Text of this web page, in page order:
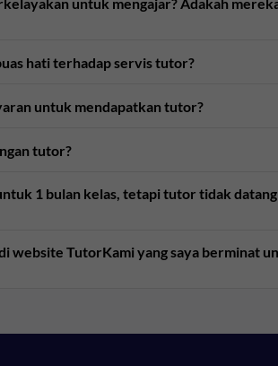
untuk mengajar? Adakah
hati terhadap servis tutor?
untuk mendapatkan tutor?
tutor?
1 bulan kelas, tetapi tutor tidak
website TutorKami yang saya berminat